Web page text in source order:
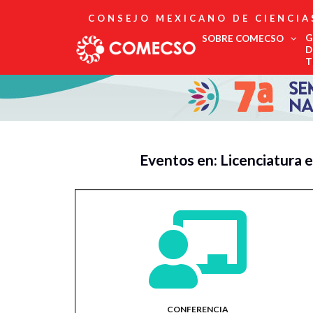
CONSEJO MEXICANO DE
SOBRE COMECSO
Afiliación
Asociados
Fundadores
Comité Editorial
Eventos en: Licenciatura
CONFERENCIA